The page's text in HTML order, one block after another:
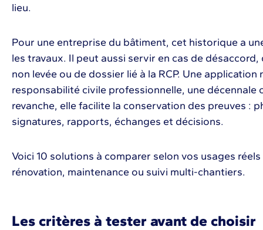
lieu.
Pour une entreprise du bâtiment, cet historique a
les travaux. Il peut aussi servir en cas de
non levée ou de dossier lié à la RCP. Une
responsabilité civile professionnelle, une décennale
revanche, elle facilite la conservation des preuves :
signatures, rapports, échanges et décisions.
Voici 10 solutions à comparer selon vos usages
rénovation, maintenance ou suivi multi-chantiers.
Les critères à tester avant de choisir